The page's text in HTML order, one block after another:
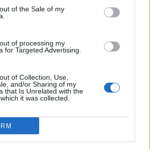
of the Sale of my
of processing my
for Targeted Advertising.
of Collection, Use,
and/or Sharing of my
that Is Unrelated with the
it was collected.
πράξη, να λύνεις προβλήματα,
κάθε απρόοπτο, να κάνεις το
να “ευ-αγωνίζεσαι”,
τις επόμενες γενιές για
CEO & Co-Founder,
της κατηγορίας
σημείωσε:
υπάρχει αν δεν υπάρχει ένα